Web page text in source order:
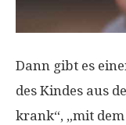
Dann gibt es
des Kindes aus
krank“, „mit